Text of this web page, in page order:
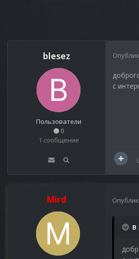
blesez
Пользователи
0
1 сообщение
с
Mird
В